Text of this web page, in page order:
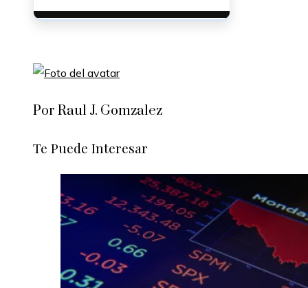
Por Raul J. Gomzalez
Te Puede Interesar